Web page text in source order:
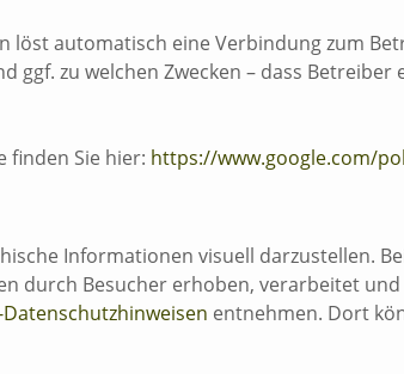
automatisch eine Verbindung zum
zu welchen Zwecken – dass
finden Sie hier: https://www.google.com/
Informationen visuell darzustellen.
durch Besucher erhoben, verarbeitet
entnehmen. Dort